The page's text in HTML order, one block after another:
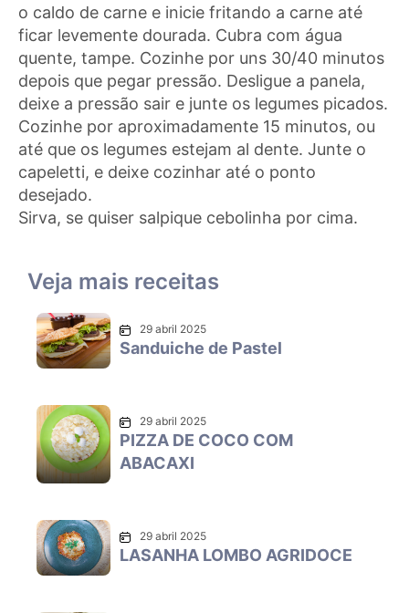
o caldo de carne e inicie fritando a carne até
ficar levemente dourada. Cubra com água
quente, tampe. Cozinhe por uns 30/40 minutos
depois que pegar pressão. Desligue a panela,
deixe a pressão sair e junte os legumes picados.
Cozinhe por aproximadamente 15 minutos, ou
até que os legumes estejam al dente. Junte o
capeletti, e deixe cozinhar até o ponto
desejado.
Sirva, se quiser salpique cebolinha por cima.
Veja mais receitas
29 abril 2025
Sanduiche de Pastel
29 abril 2025
PIZZA DE COCO COM
ABACAXI
29 abril 2025
LASANHA LOMBO AGRIDOCE